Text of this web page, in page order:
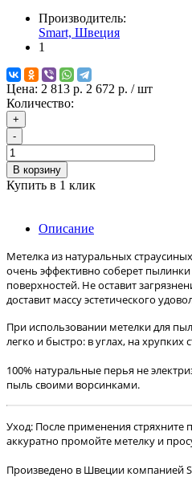
Производитель:
Smart, Швеция
1
Цена: 2 813 р. 2 672 р. / шт
Количество:
+
-
В корзину
Купить в 1 клик
Описание
Метелка из натуральных
очень эффективно соберет
поверхностей. Не оставит
доставит массу эстетического
При использовании метелки для
легко и быстро: в углах, на хрупких
100% натуральные перья не
пыль своими ворсинками.
Уход: После применения стряхните
аккуратно промойте метелку и
Произведено в Швеции компанией